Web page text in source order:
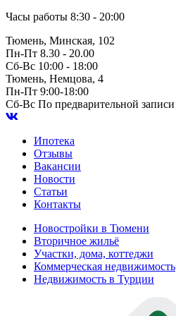
Часы работы 8:30 - 20:00
Тюмень, Минская, 102
Пн-Пт 8.30 - 20.00
Сб-Вс 10:00 - 18:00
Тюмень, Немцова, 4
Пн-Пт 9:00-18:00
Сб-Вс По предварительной записи
Ипотека
Отзывы
Вакансии
Новости
Статьи
Контакты
Новостройки в Тюмени
Вторичное жильё
Участки, дома, коттеджи
Коммерческая недвижимость
Недвижимость в Турции